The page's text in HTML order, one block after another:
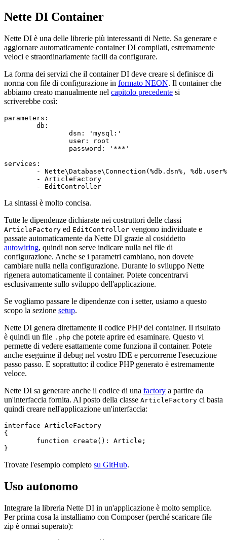
Nette DI Container
Nette DI è una delle librerie più interessanti di Nette. Sa generare e
aggiornare automaticamente container DI compilati, estremamente
veloci e straordinariamente facili da configurare.
La forma dei servizi che il container DI deve creare si definisce di
norma con file di configurazione in formato NEON. Il container che
abbiamo creato manualmente nel capitolo precedente si
scriverebbe così:
parameters:
services:
La sintassi è molto concisa.
Tutte le dipendenze dichiarate nei costruttori delle classi
ArticleFactory ed EditController vengono individuate e
passate automaticamente da Nette DI grazie al cosiddetto
autowiring, quindi non serve indicare nulla nel file di
configurazione. Anche se i parametri cambiano, non dovete
cambiare nulla nella configurazione. Durante lo sviluppo Nette
rigenera automaticamente il container. Potete concentrarvi
esclusivamente sullo sviluppo dell'applicazione.
Se vogliamo passare le dipendenze con i setter, usiamo a questo
scopo la sezione setup.
Nette DI genera direttamente il codice PHP del container. Il risultato
è quindi un file .php che potete aprire ed esaminare. Questo vi
permette di vedere esattamente come funziona il container. Potete
anche eseguirne il debug nel vostro IDE e percorrerne l'esecuzione
passo passo. E soprattutto: il codice PHP generato è estremamente
veloce.
Nette DI sa generare anche il codice di una factory a partire da
un'interfaccia fornita. Al posto della classe ArticleFactory ci basta
quindi creare nell'applicazione un'interfaccia:
interface ArticleFactory
{
Trovate l'esempio completo su GitHub.
Uso autonomo
Integrare la libreria Nette DI in un'applicazione è molto semplice.
Per prima cosa la installiamo con Composer (perché scaricare file
zip è ormai superato):